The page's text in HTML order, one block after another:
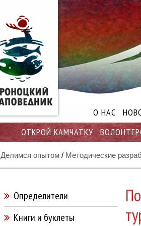
О НАС
ОТКРОЙ КАМЧАТКУ
Делимся опытом / Методические
Определители
Книги и буклеты